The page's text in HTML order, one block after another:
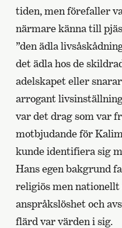
tiden, men förefaller
närmare känna till
”den ädla
det ädla hos de
adelskapet eller
arrogant
var det drag som var
motbjudande för
kunde identifiera sig
Hans egen bakgrund
religiös men
anspråkslöshet och
flärd var värden i sig.